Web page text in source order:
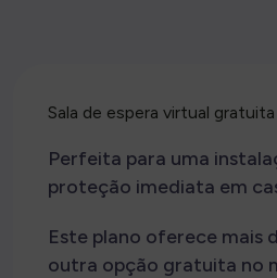
Sala de espera virtual
Perfeita para uma
proteção imediata em
Este plano oferece mais
outra opção gratuita no